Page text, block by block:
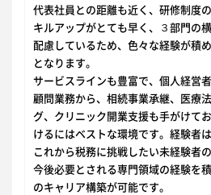
代表社員との距離も近く、研修制度
キルアップがとても早く、３部門の
配慮しているため、色々な経験が積
となります。
サービスラインも豊富で、個人経営
顧問業務から、相続事業承継、医療
グ、クリニック開業支援も手がけて
けるにはベストな環境です。経験者
これから税務に挑戦したい未経験者
今後必要とされる専門領域の経験を
のキャリア構築が可能です。